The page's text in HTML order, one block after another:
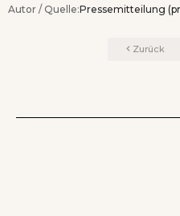
Autor / Quelle:Pressemitteilung
Zurück